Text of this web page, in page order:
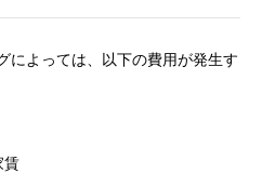
によっては、以下の費用が発生す
賃